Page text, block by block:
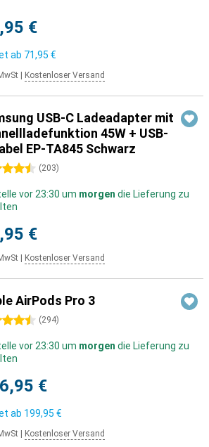
€
ab 71,95 €
Kostenloser Versand
USB-C Ladeadapter mit
45W + USB-
EP-TA845 Schwarz
(203)
vor 23:30 um morgen die Lieferung zu
€
Kostenloser Versand
AirPods Pro 3
(294)
vor 23:30 um morgen die Lieferung zu
€
ab 199,95 €
Kostenloser Versand